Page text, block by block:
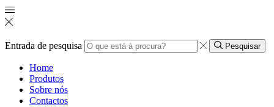
Entrada de pesquisa Pesquisar
Home
Produtos
Sobre nós
Contactos